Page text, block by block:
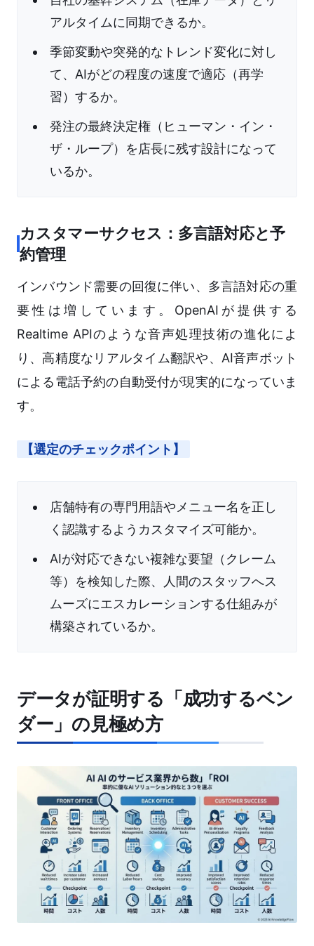
アルタイムに同期できるか。
季節変動や突発的なトレンド変化に対し
て、AIがどの程度の速度で適応（再学
習）するか。
発注の最終決定権（ヒューマン・イン・
ザ・ループ）を店長に残す設計になって
いるか。
カスタマーサクセス：多言語対応と予
約管理
インバウンド需要の回復に伴い、多言語対応の重
要性は増しています。OpenAIが提供する
Realtime APIのような音声処理技術の進化によ
り、高精度なリアルタイム翻訳や、AI音声ボット
による電話予約の自動受付が現実的になっていま
す。
【選定のチェックポイント】
店舗特有の専門用語やメニュー名を正し
く認識するようカスタマイズ可能か。
AIが対応できない複雑な要望（クレーム
等）を検知した際、人間のスタッフへス
ムーズにエスカレーションする仕組みが
構築されているか。
データが証明する「成功するベン
ダー」の見極め方